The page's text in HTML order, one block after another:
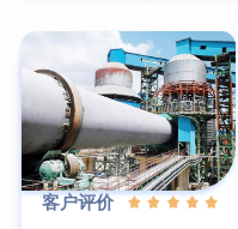
客户评价